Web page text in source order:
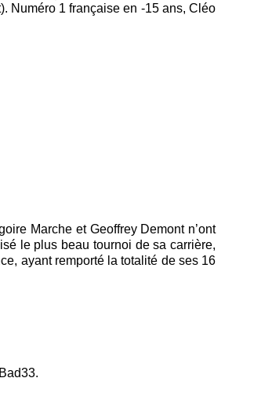
Numéro 1 française en -15 ans, Cléo
Marche et Geoffrey Demont n’ont
le plus beau tournoi de sa carrière,
ayant remporté la totalité de ses 16